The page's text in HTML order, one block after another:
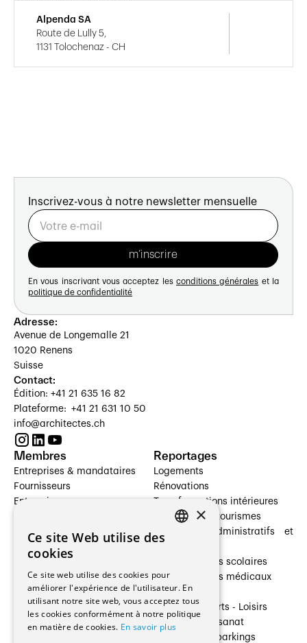
Alpenda SA
Route de Lully 5,
1131 Tolochenaz - CH
Inscrivez-vous à notre newsletter mensuelle
En vous inscrivant vous acceptez les conditions générales et la
politique de confidentialité
Adresse:
Avenue de Longemalle 21
1020 Renens
Suisse
Contact:
Édition: +41 21 635 16 82
Plateforme: +41 21 631 10 50
info@architectes.ch
Membres
Entreprises & mandataires
Fournisseurs
Entreprises
Architectes paysagistes
Architectes d'intérieur
Entreprises générales
Ingénieurs et mandataires
Fabricants / Fournisseurs
Reportages
Logements
Rénovations
Transformations intérieures
Hôtelleries et tourismes
Bâtiments administratifs et
Établissements scolaires
Établissements médicaux
Villas
Cultures - Sports - Loisirs
Industrie - Artisanat
Transports et parkings
×
Ce site Web utilise des
cookies
Ce site web utilise des cookies pour
améliorer l'expérience de l'utilisateur. En
utilisant notre site web, vous acceptez tous
les cookies conformément à notre politique
en matière de cookies. En savoir plus